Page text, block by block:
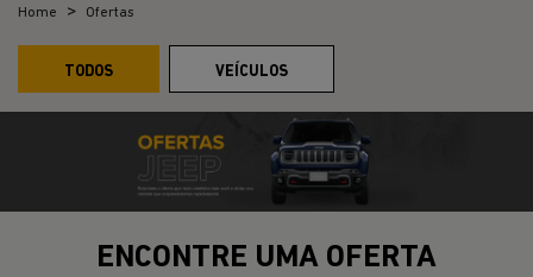
Home Ofertas
TODOS VEÍCULOS
ENCONTRE UMA OFERTA